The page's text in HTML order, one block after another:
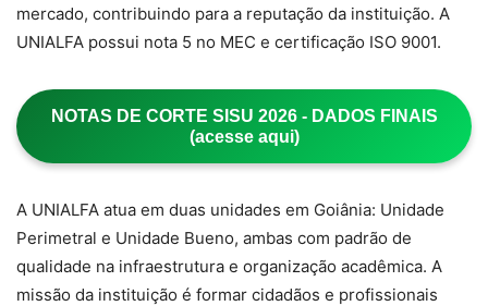
mercado, contribuindo para a reputação da instituição. A
UNIALFA possui nota 5 no MEC e certificação ISO 9001.
NOTAS DE CORTE SISU 2026 - DADOS FINAIS
(acesse aqui)
A UNIALFA atua em duas unidades em Goiânia: Unidade
Perimetral e Unidade Bueno, ambas com padrão de
qualidade na infraestrutura e organização acadêmica. A
missão da instituição é formar cidadãos e profissionais